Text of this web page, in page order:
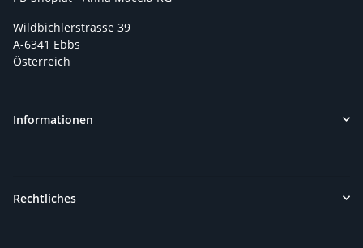
Wildbichlerstrasse 39
A-6341 Ebbs
Österreich
Informationen
Rechtliches